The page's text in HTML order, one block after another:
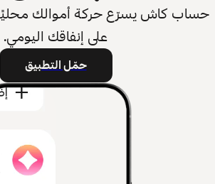
حساب كاش يسرّع حركة أموالك محليًا
على إنفاقك اليومي.
حمّل التطبيق